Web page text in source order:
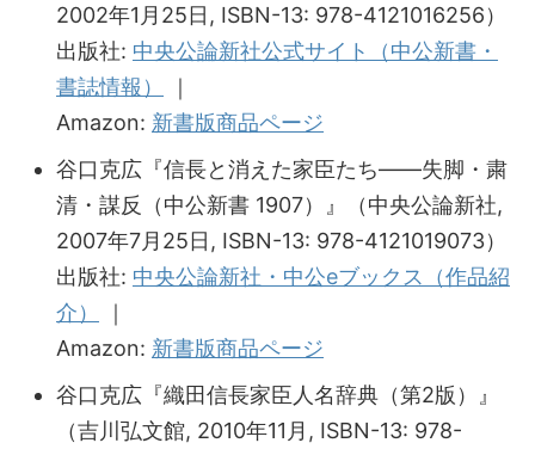
2002年1月25日, ISBN-13: 978-4121016256）
出版社: 中央公論新社公式サイト（中公新書・
書誌情報）
｜
Amazon: 新書版商品ページ
谷口克広『信長と消えた家臣たち――失脚・粛
清・謀反（中公新書 1907）』（中央公論新社,
2007年7月25日, ISBN-13: 978-4121019073）
出版社: 中央公論新社・中公eブックス（作品紹
介）
｜
Amazon: 新書版商品ページ
谷口克広『織田信長家臣人名辞典（第2版）』
（吉川弘文館, 2010年11月, ISBN-13: 978-